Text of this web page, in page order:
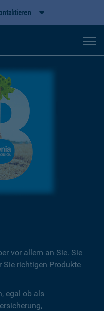
vor allem an Sie. Sie
Sie richtigen Produkte
egal ob als